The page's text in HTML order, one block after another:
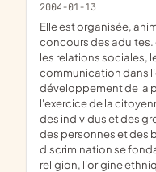
2004-01-13
elle est organisée, animée et gérée par les élèves avec le
concours des adultes.
les relations sociales,
communication dans
développement de la
l'exercice de la
des individus et des
des personnes et des
discrimination se
religion, l'origine